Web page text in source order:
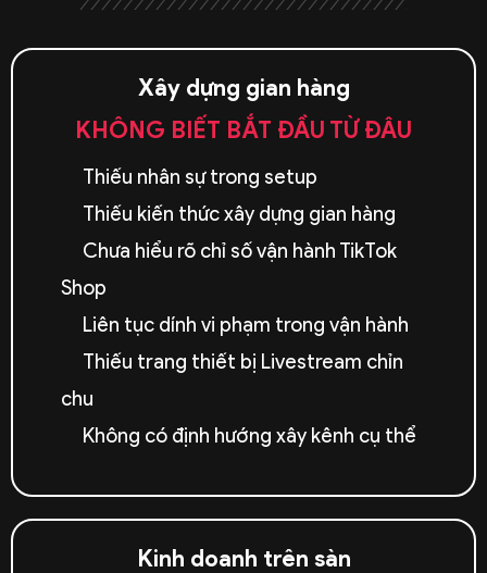
Xây dựng gian hàng
KHÔNG BIẾT BẮT ĐẦU TỪ ĐÂU
Thiếu nhân sự trong setup
Thiếu kiến thức xây dựng gian hàng
Chưa hiểu rõ chỉ số vận hành TikTok
Shop
Liên tục dính vi phạm trong vận hành
Thiếu trang thiết bị Livestream chỉn
chu
Không có định hướng xây kênh cụ thể
Kinh doanh trên sàn